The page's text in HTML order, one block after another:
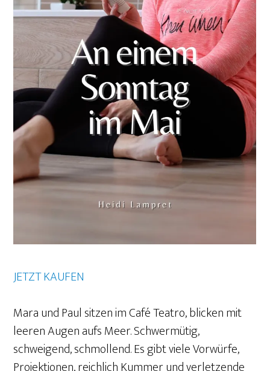
JETZT KAUFEN
Mara und Paul sitzen im Café Teatro, blicken mit
leeren Augen aufs Meer. Schwermütig,
schweigend, schmollend. Es gibt viele Vorwürfe,